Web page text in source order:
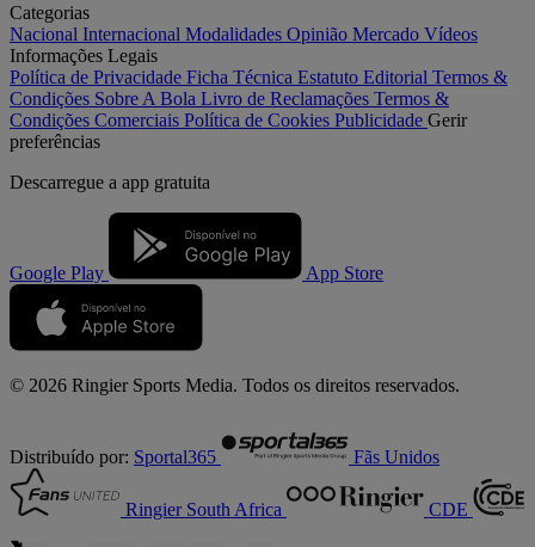
Categorias
Nacional Internacional Modalidades Opinião Mercado Vídeos
Informações Legais
Política de Privacidade Ficha Técnica Estatuto Editorial Termos &
Condições Sobre A Bola Livro de Reclamações Termos &
Condições Comerciais Política de Cookies Publicidade Gerir
preferências
Descarregue a app gratuita
Google Play App Store
© 2026 Ringier Sports Media. Todos os direitos reservados.
Distribuído por: Sportal365 Fãs Unidos
Ringier South Africa CDE